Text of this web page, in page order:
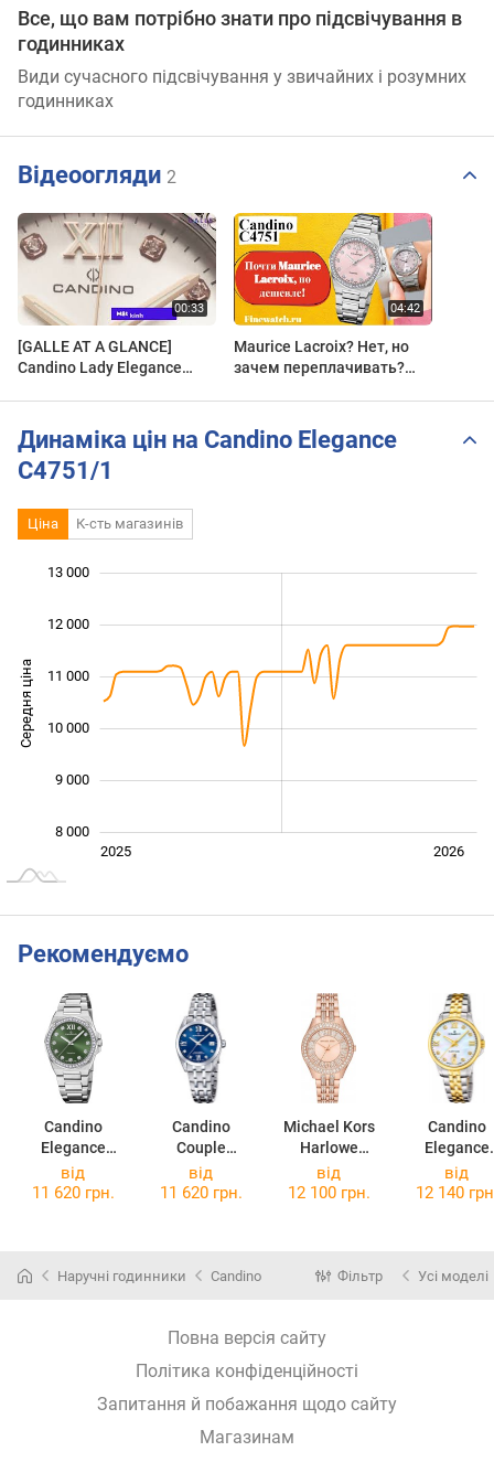
Все, що вам потрібно знати про підсвічування в
годинниках
Види сучасного підсвічування у звичайних і розумних
годинниках
Відеоогляди 2
[GALLE AT A GLANCE]
Candino Lady Elegance
Maurice Lacroix? Нет, но
зачем переплачивать?
Динаміка цін на Candino Elegance
C4751/1
Ціна К-сть магазинів
Середня ціна
8 000
9 000
10 000
11 000
13 000
12 000
L
Січ. 2025
Лип.
2027 2026
2025
Рекомендуємо
Candino
Elegance
C4751/5
Candino
Couple
C4703/B
Michael Kors
Harlowe
MK4710
Candino
Elegance
C4767/1
від
11 620 грн.
від
11 620 грн.
від
12 100 грн.
від
12 140
Наручні годинники Candino Фільтр Усі моделі
Повна версія сайту
Політика конфіденційності
Запитання й побажання щодо сайту
Магазинам